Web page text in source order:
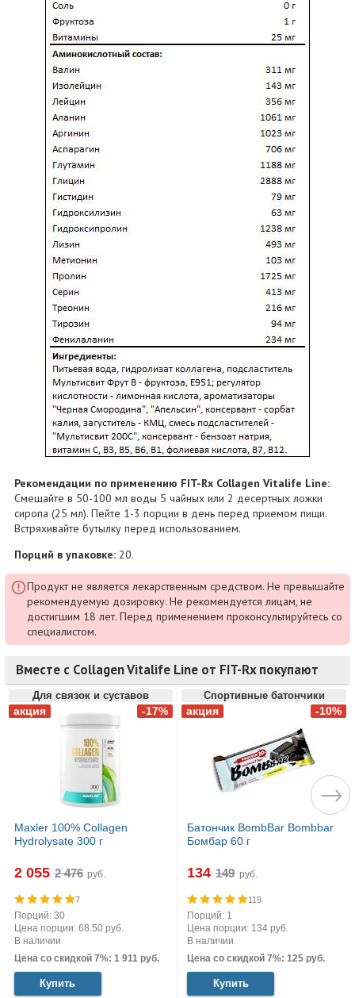
Рекомендации по применению FIT-Rx Collagen Vitalife Line:
Смешайте в 50-100 мл воды 5 чайных или 2 десертных ложки
сиропа (25 мл). Пейте 1-3 порции в день перед приемом пищи.
Встряхивайте бутылку перед использованием.
Порций в упаковке: 20.
Продукт не является лекарственным средством. Не превышайте
рекомендуемую дозировку. Не рекомендуется лицам, не
достигшим 18 лет. Перед применением проконсультируйтесь со
специалистом.
Вместе с Collagen Vitalife Line от FIT-Rx покупают
Для связок и суставов
Maxler 100% Сollagen
Hydrolysate 300 г
2 055 руб.
7
Порций: 30
Цена порции: 68.50 руб.
В наличии
Цена со скидкой 7%: 1 911 руб.
Купить
Спортивные батончики
Батончик BombBar Bombbar
Бомбар 60 г
134 руб.
119
Порций: 1
Цена порции: 134 руб.
В наличии
Цена со скидкой 7%: 125 руб.
Купить